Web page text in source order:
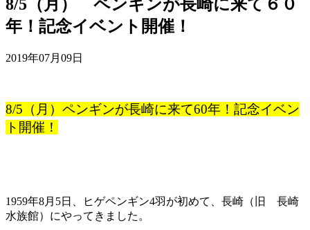
8/5（月） ペンギンが長崎に来て６０
年！記念イベント開催！
2019年07月09日
8/5（月）ペンギンが長崎に来て60年！記念イベン
ト開催！
1959年8月5日、ヒゲペンギン4羽が初めて、長崎（旧 長崎
水族館）にやってきました。